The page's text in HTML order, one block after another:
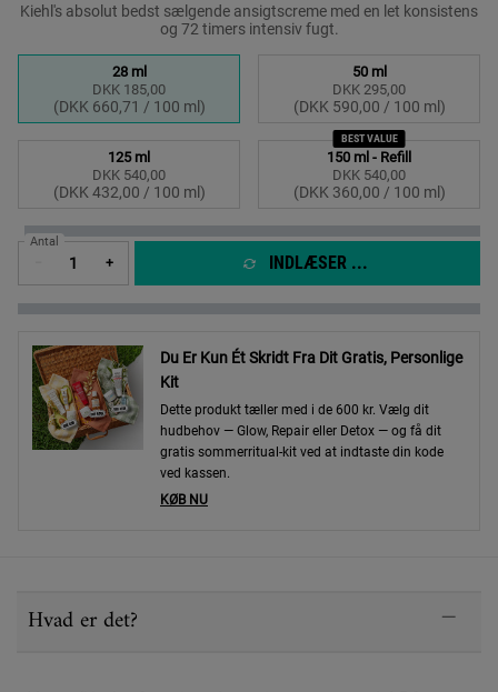
Kiehl's absolut bedst sælgende ansigtscreme med en let konsistens
og 72 timers intensiv fugt.
Valgte
28 ml
DKK 185,00
(DKK 660,71 / 100 ml)
, 1 of 4 Valgte
50 ml
DKK 295,00
(DKK 590,00 / 100 ml)
, 2 of 4
Valgte
125 ml
DKK 540,00
(DKK 432,00 / 100 ml)
, 3 of 4 Valgte
150 ml - Refill
DKK 540,00
(DKK 360,00 / 100 ml)
BEST VALUE
, 4 of 4
Antal
+ INDLÆSER ...
Du Er Kun Ét Skridt Fra Dit Gratis, Personlige
Kit
Dette produkt tæller med i de 600 kr. Vælg dit
hudbehov — Glow, Repair eller Detox — og få dit
gratis sommerritual-kit ved at indtaste din kode
ved kassen.
KØB NU
Hvad er det?